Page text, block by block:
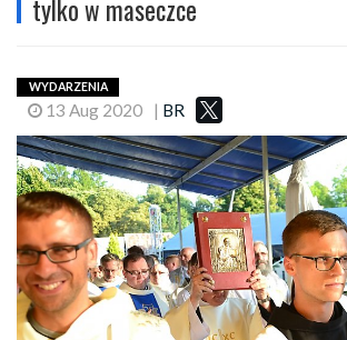
tylko w maseczce
WYDARZENIA
13 Aug 2020 | BR